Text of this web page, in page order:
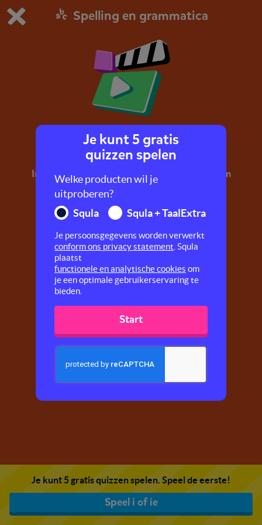
Dit is de gratis demo van Squla.
Bestel nu
0 1
Spelling en grammatica
i of ie
In dit filmpje leer je verschillende weetwoorden
met een i en ie.
Je kunt 5 gratis quizzen spelen. Speel de eerste!
Speel i of ie
Je kunt 5 gratis
quizzen spelen
Welke producten wil je
uitproberen?
Squla
Squla + TaalExtra
Je persoonsgegevens worden verwerkt
conform ons privacy statement . Squla
plaatst
functionele en analytische cookies om
je een optimale gebruikerservaring te
bieden.
Start